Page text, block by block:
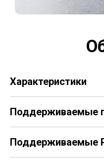
Характеристики
Поддерживаемые
Поддерживаемые